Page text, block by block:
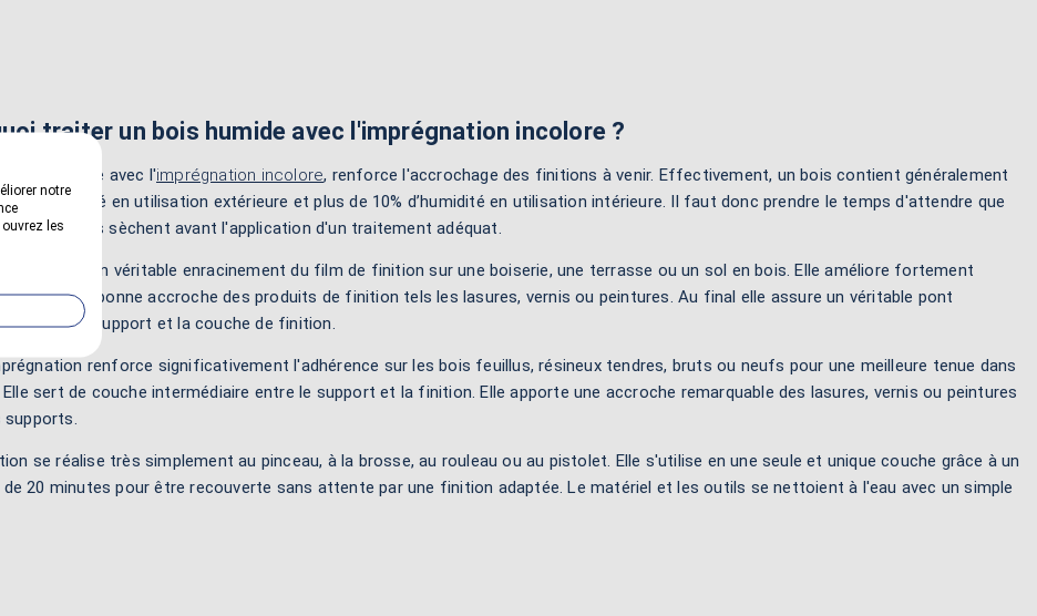
traiter un bois humide avec l'imprégnation incolore ?
bois humide avec l'imprégnation incolore, renforce l'accrochage des finitions à venir. Effectivement, un bois contient généralement
d’humidité en utilisation extérieure et plus de 10% d’humidité en utilisation intérieure. Il faut donc prendre le temps d'attendre que
humides sèchent avant l'application d'un traitement adéquat.
de créer un véritable enracinement du film de finition sur une boiserie, une terrasse ou un sol en bois. Elle améliore fortement
pour une bonne accroche des produits de finition tels les lasures, vernis ou peintures. Au final elle assure un véritable pont
entre le support et la couche de finition.
renforce significativement l'adhérence sur les bois feuillus, résineux tendres, bruts ou neufs pour une meilleure tenue dans
Elle sert de couche intermédiaire entre le support et la finition. Elle apporte une accroche remarquable des lasures, vernis ou peintures
supports.
se réalise très simplement au pinceau, à la brosse, au rouleau ou au pistolet. Elle s'utilise en une seule et unique couche grâce à un
20 minutes pour être recouverte sans attente par une finition adaptée. Le matériel et les outils se nettoient à l'eau avec un simple
notre
les